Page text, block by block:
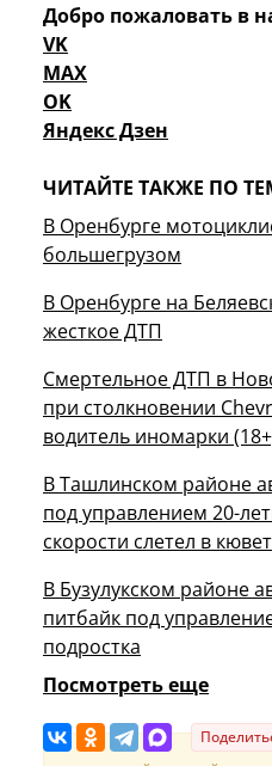
Добро пожаловать в
VK
MAX
OK
Яндекс Дзен
ЧИТАЙТЕ ТАКЖЕ ПО
В Оренбурге
большегрузом
В Оренбурге на
жесткое ДТП
Смертельное ДТП в
при столкновении
водитель иномарки
В Ташлинском районе
под управлением 20-
скорости слетел в кювет
В Бузулукском районе
питбайк под
подростка
Посмотреть еще